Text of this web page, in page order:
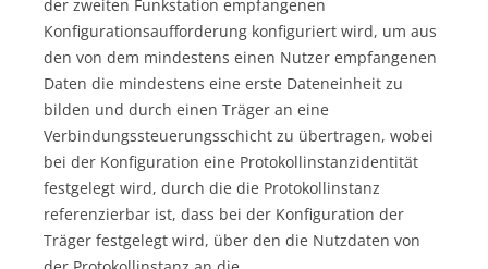
der zweiten Funkstation empfangenen
Konfigurationsaufforderung konfiguriert wird, um aus
den von dem mindestens einen Nutzer empfangenen
Daten die mindestens eine erste Dateneinheit zu
bilden und durch einen Träger an eine
Verbindungssteuerungsschicht zu übertragen, wobei
bei der Konfiguration eine Protokollinstanzidentität
festgelegt wird, durch die die Protokollinstanz
referenzierbar ist, dass bei der Konfiguration der
Träger festgelegt wird, über den die Nutzdaten von